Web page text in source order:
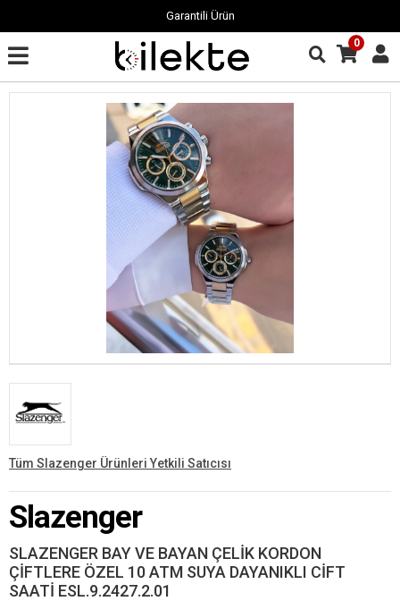
Garantili Ürün
0
Tüm Slazenger Ürünleri Yetkili Satıcısı
Slazenger
SLAZENGER BAY VE BAYAN ÇELİK KORDON
ÇİFTLERE ÖZEL 10 ATM SUYA DAYANIKLI CİFT
SAATİ ESL.9.2427.2.01